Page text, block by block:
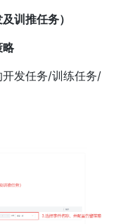
训推任务）
略
发任务/训练任务/